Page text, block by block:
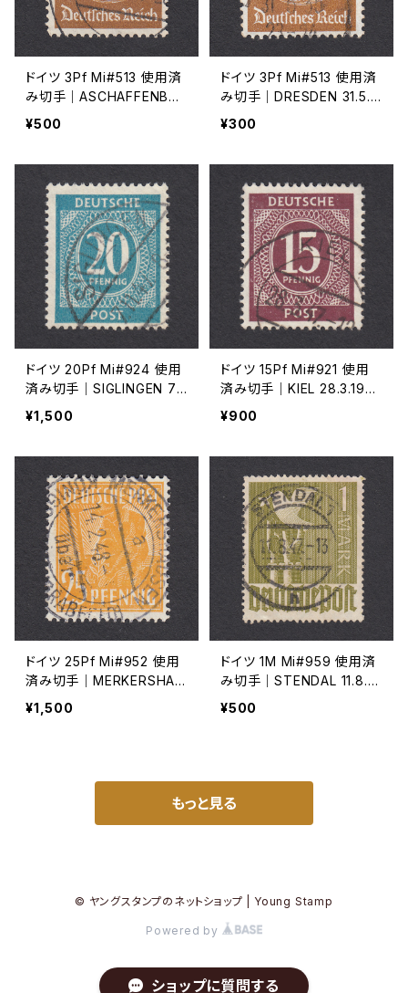
ドイツ 3Pf Mi#513 使用済
み切手｜ASCHAFFENBUR
G 5.11.1936
¥500
ドイツ 3Pf Mi#513 使用済
み切手｜DRESDEN 31.5.1
935
¥300
ドイツ 20Pf Mi#924 使用
済み切手｜SIGLINGEN 7.1
1.1947
¥1,500
ドイツ 15Pf Mi#921 使用
済み切手｜KIEL 28.3.194
7
¥900
ドイツ 25Pf Mi#952 使用
済み切手｜MERKERSHAU
SEN 14.2.1948
¥1,500
ドイツ 1M Mi#959 使用済
み切手｜STENDAL 11.8.19
47
¥500
もっと見る
© ヤングスタンプのネットショップ | Young Stamp
Powered by
ショップに質問する